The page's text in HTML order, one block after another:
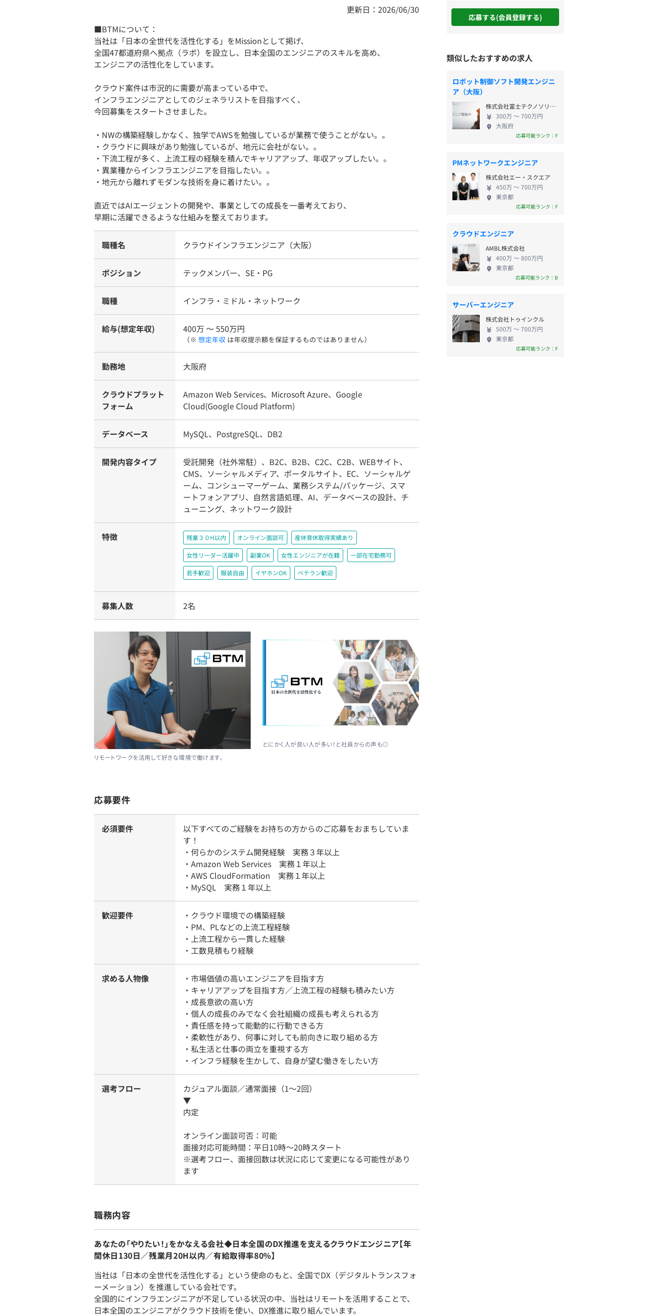
更新日：2026/06/30
■BTMについて：
当社は「日本の全世代を活性化する」をMissionとして掲げ、
全国47都道府県へ拠点（ラボ）を設立し、日本全国のエンジニアのスキルを高め、
エンジニアの活性化をしています。
クラウド案件は市況的に需要が高まっている中で、
インフラエンジニアとしてのジェネラリストを目指すべく、
今回募集をスタートさせました。
・NWの構築経験しかなく、独学でAWSを勉強しているが業務で使うことがない。。
・クラウドに興味があり勉強しているが、地元に会社がない。。
・下流工程が多く、上流工程の経験を積んでキャリアアップ、年収アップしたい。。
・異業種からインフラエンジニアを目指したい。。
・地元から離れずモダンな技術を身に着けたい。。
直近ではAIエージェントの開発や、事業としての成長を一番考えており、
早期に活躍できるような仕組みを整えております。
職種名 クラウドインフラエンジニア（大阪）
ポジション テックメンバー、SE・PG
職種 インフラ・ミドル・ネットワーク
給与(想定年収) 400万 〜 550万円
（※ 想定年収 は年収提示額を保証するものではありません）
勤務地 大阪府
クラウドプラット
フォーム
Amazon Web Services、Microsoft Azure、Google
Cloud(Google Cloud Platform)
データベース MySQL、PostgreSQL、DB2
開発内容タイプ
受託開発（社外常駐）、B2C、B2B、C2C、C2B、WEBサイト、
CMS、ソーシャルメディア、ポータルサイト、EC、ソーシャルゲ
ーム、コンシューマーゲーム、業務システム/パッケージ、スマ
ートフォンアプリ、自然言語処理、AI、データベースの設計、チ
ューニング、ネットワーク設計
特徴 残業３０H以内 オンライン面談可 産休育休取得実績あり
女性リーダー活躍中 副業OK 女性エンジニアが在籍 一部在宅勤務可
若手歓迎 服装自由 イヤホンOK ベテラン歓迎
募集人数 2名
リモートワークを活用して好きな環境で働けます。
とにかく人が良い人が多い！と社員からの声も◎
応募要件
必須要件
以下すべてのご経験をお持ちの方からのご応募をおまちしていま
す！
・何らかのシステム開発経験 実務３年以上
・Amazon Web Services 実務１年以上
・AWS CloudFormation 実務１年以上
・MySQL 実務１年以上
歓迎要件
・クラウド環境での構築経験
・PM、PLなどの上流工程経験
・上流工程から一貫した経験
・工数見積もり経験
求める人物像
・市場価値の高いエンジニアを目指す方
・キャリアアップを目指す方／上流工程の経験も積みたい方
・成長意欲の高い方
・個人の成長のみでなく会社組織の成長も考えられる方
・責任感を持って能動的に行動できる方
・柔軟性があり、何事に対しても前向きに取り組める方
・私生活と仕事の両立を重視する方
・インフラ経験を生かして、自身が望む働きをしたい方
選考フロー
カジュアル面談／通常面接（1～2回）
▼
内定
オンライン面談可否：可能
面接対応可能時間：平日10時～20時スタート
※選考フロー、面接回数は状況に応じて変更になる可能性があり
ます
職務内容
あなたの「やりたい！」をかなえる会社◆日本全国のDX推進を支えるクラウドエンジニア【年
間休日130日／残業月20H以内／有給取得率80%】
当社は「日本の全世代を活性化する」という使命のもと、全国でDX（デジタルトランスフォ
ーメーション）を推進している会社です。
全国的にインフラエンジニアが不足している状況の中、当社はリモートを活用することで、
日本全国のエンジニアがクラウド技術を使い、DX推進に取り組んでいます。
応募する(会員登録する)
類似したおすすめの求人
ロボット制御ソフト開発エンジニ
ア（大阪）
株式会社富士テクノソリューションズ
300万 〜 700万円
大阪府
応募可能ランク：F
PMネットワークエンジニア
株式会社エー・スクエア
450万 〜 700万円
東京都
応募可能ランク：F
クラウドエンジニア
AMBL株式会社
400万 〜 800万円
東京都
応募可能ランク：B
サーバーエンジニア
株式会社トゥインクル
500万 〜 700万円
東京都
応募可能ランク：F